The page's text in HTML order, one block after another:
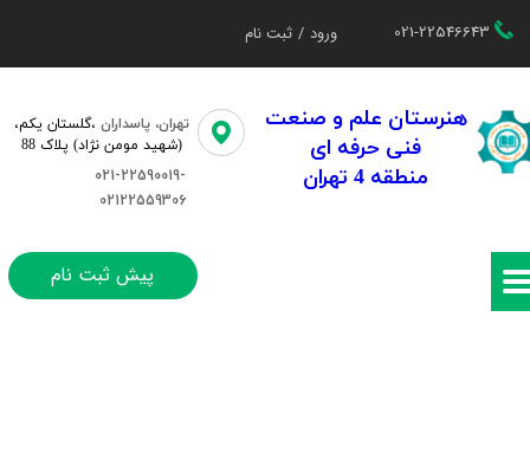
021-22546643 ورود / ثبت نام
تغییر گذر واژه
سفارشات
هنرستان علم و صنعت
فنی حرفه ای
منطقه 4 تهران
تهران، پاسداران ،گلستان یکم،​​
(شهید مومن نژاد) پلاک 88
021-22590019-
02122559306
پیش ثبت نام